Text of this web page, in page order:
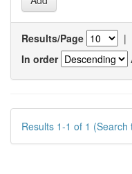
Results/Page |
In order
Results 1-1 of 1